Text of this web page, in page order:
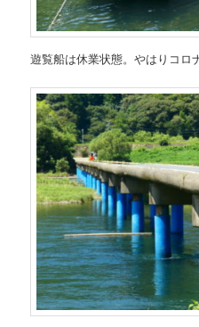
遊覧船は休業状態。やはりコロ